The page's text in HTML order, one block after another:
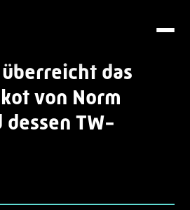
das
von Norm
TW-